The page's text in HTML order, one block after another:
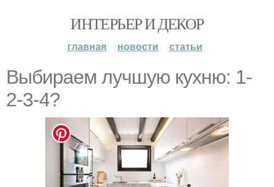
ИНТЕРЬЕР И ДЕКОР
главная новости статьи
Выбираем лучшую кухню: 1-
2-3-4?